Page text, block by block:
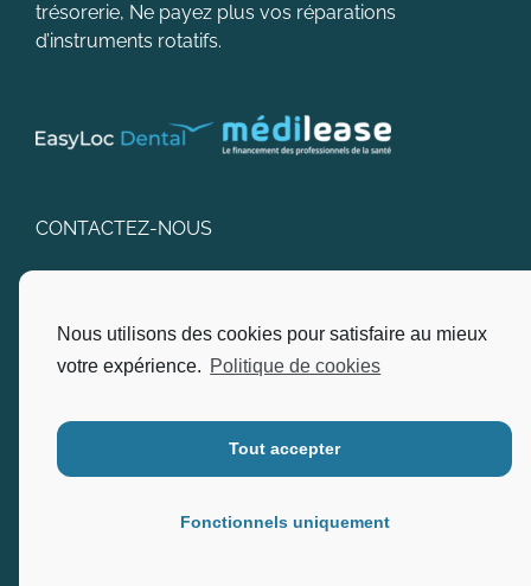
trésorerie, Ne payez plus vos réparations
d’instruments rotatifs.
CONTACTEZ-NOUS
Adresse : Pôle D’Excellence, 22, Via Nova Bât I2B
Ingénierie – 83600 Fréjus.
Nous utilisons des cookies pour satisfaire au mieux
votre expérience. Politique de cookies
Tout accepter
Fonctionnels uniquement